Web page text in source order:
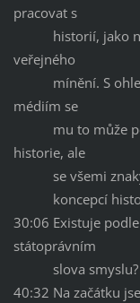
pracovat s
historií, jako
veřejného
mínění. S
médiím se
mu to může
historie, ale
se všemi znaky
koncepcí
30:06 Existuje
státoprávním
slova smyslu?
40:32 Na začátku